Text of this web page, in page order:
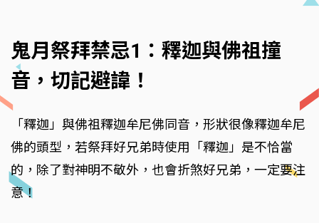
鬼月祭拜禁忌1：釋迦與佛祖撞
音，切記避諱！
「釋迦」與佛祖釋迦牟尼佛同音，形狀很像釋迦牟尼
佛的頭型，若祭拜好兄弟時使用「釋迦」是不恰當
的，除了對神明不敬外，也會折煞好兄弟，一定要注
意！